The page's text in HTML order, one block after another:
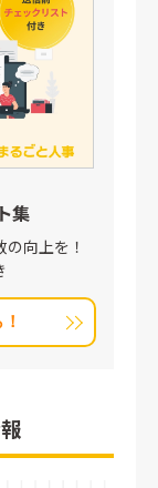
集
向上を！